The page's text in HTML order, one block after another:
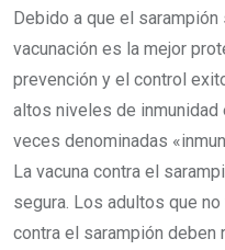
Debido a que el
vacunación es la mejor
prevención y el control
altos niveles de inmunidad
veces denominadas
La vacuna contra el
segura. Los adultos que
contra el sarampión